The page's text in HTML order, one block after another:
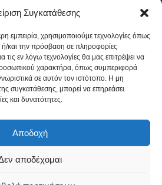
Συγκατάθεσης
εμπειρία, χρησιμοποιούμε τεχνολογίες όπως
και την πρόσβαση σε πληροφορίες
εν λόγω τεχνολογίες θα μας επιτρέψει να
χαρακτήρα, όπως συμπεριφορά
σε αυτόν τον ιστότοπο. Η μη
συγκατάθεσης, μπορεί να επηρεάσει
και δυνατότητες.
Αποδοχή
αποδέχομαι
4487
822